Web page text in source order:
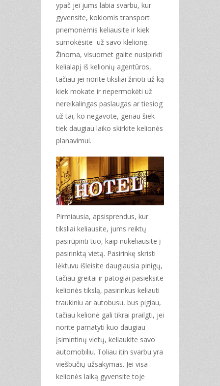
ypač jei jums labia svarbu, kur
gyvensite, kokiomis transport
priemonėmis keliausite ir kiek
sumokėsite už savo klelionę.
Žinoma, visuomet galite nusipirkti
kelialapį iš kelionių agentūros,
tačiau jei norite tiksliai žinoti už ką
kiek mokate ir nepermokėti už
nereikalingas paslaugas ar tiesiog
už tai, ko negavote, geriau šiek
tiek daugiau laiko skirkite kelionės
planavimui.
Pirmiausia, apsisprendus, kur
tiksliai keliausite, jums reiktų
pasirūpinti tuo, kaip nukeliausite į
pasirinktą vietą. Pasirinkę skristi
lėktuvu išleisite daugiausia pinigų,
tačiau greitai ir patogiai pasieksite
kelionės tikslą, pasirinkus keliauti
traukiniu ar autobusu, bus pigiau,
tačiau kelionė gali tikrai prailgti, jei
norite pamatyti kuo daugiau
įsimintinų vietų, keliaukite savo
automobiliu. Toliau itin svarbu yra
viešbučių užsakymas. Jei visa
kelionės laiką gyvensite toje